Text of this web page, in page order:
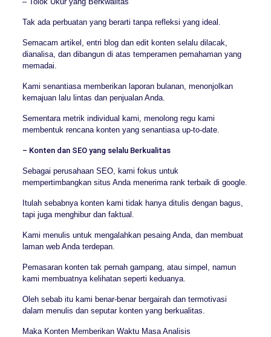
Tak ada perbuatan yang berarti tanpa refleksi yang ideal.
Semacam artikel, entri blog dan edit konten selalu dilacak,
dianalisa, dan dibangun di atas temperamen pemahaman yang
memadai.
Kami senantiasa memberikan laporan bulanan, menonjolkan
kemajuan lalu lintas dan penjualan Anda.
Sementara metrik individual kami, menolong regu kami
membentuk rencana konten yang senantiasa up-to-date.
– Konten dan SEO yang selalu Berkualitas
Sebagai perusahaan SEO, kami fokus untuk
mempertimbangkan situs Anda menerima rank terbaik di google.
Itulah sebabnya konten kami tidak hanya ditulis dengan bagus,
tapi juga menghibur dan faktual.
Kami menulis untuk mengalahkan pesaing Anda, dan membuat
laman web Anda terdepan.
Pemasaran konten tak pernah gampang, atau simpel, namun
kami membuatnya kelihatan seperti keduanya.
Oleh sebab itu kami benar-benar bergairah dan termotivasi
dalam menulis dan seputar konten yang berkualitas.
Maka Konten Memberikan Waktu Masa Analisis